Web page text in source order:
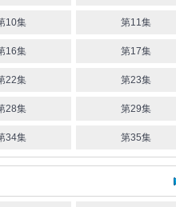
10集 第11集
16集 第17集
22集 第23集
28集 第29集
34集 第35集